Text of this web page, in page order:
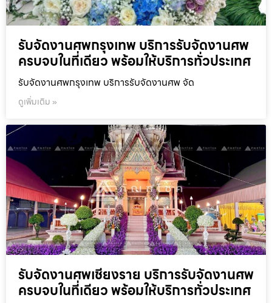
รับจัดงานศพกรุงเทพ บริการรับจัดงานศพ
ครบจบในที่เดียว พร้อมให้บริการทั่วประเทศ
รับจัดงานศพกรุงเทพ บริการรับจัดงานศพ จัด
ดูเพิ่มเติม »
รับจัดงานศพเชียงราย บริการรับจัดงานศพ
ครบจบในที่เดียว พร้อมให้บริการทั่วประเทศ